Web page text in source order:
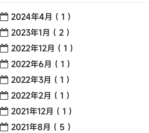
2024年4月 ( 1 )
2023年1月 ( 2 )
2022年12月 ( 1 )
2022年6月 ( 1 )
2022年3月 ( 1 )
2022年2月 ( 1 )
2021年12月 ( 1 )
2021年8月 ( 5 )